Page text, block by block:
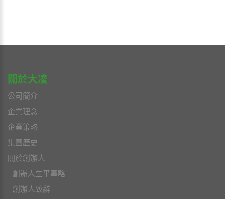
關於大凌
公司簡介
企業理念
企業策略
集團歷史
關於創辦人
創辦人生平事略
創辦人致辭